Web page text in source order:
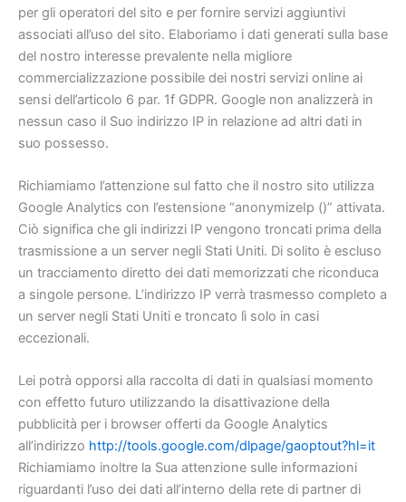
per gli operatori del sito e per fornire servizi aggiuntivi
associati all’uso del sito. Elaboriamo i dati generati sulla base
del nostro interesse prevalente nella migliore
commercializzazione possibile dei nostri servizi online ai
sensi dell’articolo 6 par. 1f GDPR. Google non analizzerà in
nessun caso il Suo indirizzo IP in relazione ad altri dati in
suo possesso.
Richiamiamo l’attenzione sul fatto che il nostro sito utilizza
Google Analytics con l’estensione “anonymizeIp ()” attivata.
Ciò significa che gli indirizzi IP vengono troncati prima della
trasmissione a un server negli Stati Uniti. Di solito è escluso
un tracciamento diretto dei dati memorizzati che riconduca
a singole persone. L’indirizzo IP verrà trasmesso completo a
un server negli Stati Uniti e troncato lì solo in casi
eccezionali.
Lei potrà opporsi alla raccolta di dati in qualsiasi momento
con effetto futuro utilizzando la disattivazione della
pubblicità per i browser offerti da Google Analytics
all’indirizzo http://tools.google.com/dlpage/gaoptout?hl=it
Richiamiamo inoltre la Sua attenzione sulle informazioni
riguardanti l’uso dei dati all’interno della rete di partner di